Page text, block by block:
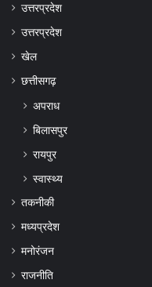
उत्तरप्रदेश
उत्तरप्रदेश
खेल
छत्तीसगढ़
अपराध
बिलासपुर
रायपुर
स्वास्थ्य
तकनीकी
मध्यप्रदेश
मनोरंजन
राजनीति